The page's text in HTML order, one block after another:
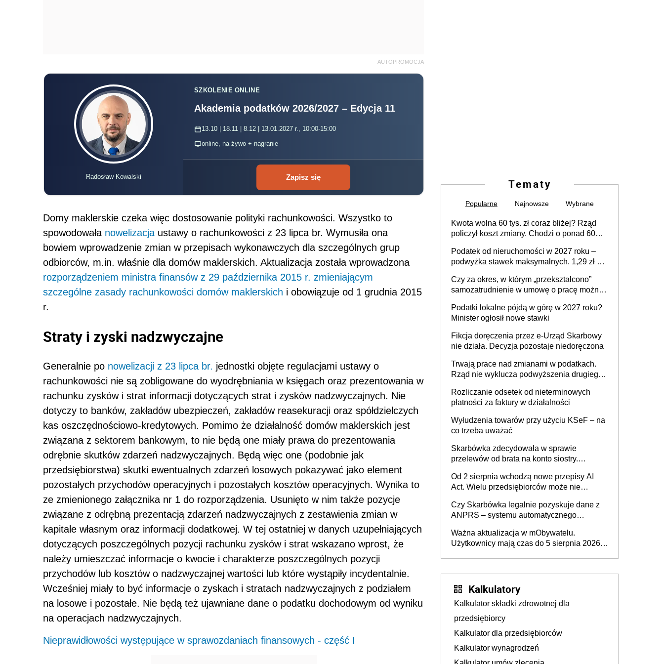
AUTOPROMOCJA
Radosław Kowalski
SZKOLENIE ONLINE
Akademia podatków 2026/2027 – Edycja 11
13.10 | 18.11 | 8.12 | 13.01.2027 r., 10:00-15:00
online, na żywo + nagranie
Zapisz się
Domy maklerskie czeka więc dostosowanie polityki rachunkowości. Wszystko to
spowodowała nowelizacja ustawy o rachunkowości z 23 lipca br. Wymusiła ona
bowiem wprowadzenie zmian w przepisach wykonawczych dla szczególnych grup
odbiorców, m.in. właśnie dla domów maklerskich. Aktualizacja została wprowadzona
rozporządzeniem ministra finansów z 29 października 2015 r. zmieniającym
szczególne zasady rachunkowości domów maklerskich i obowiązuje od 1 grudnia 2015
r.
Straty i zyski nadzwyczajne
Generalnie po nowelizacji z 23 lipca br. jednostki objęte regulacjami ustawy o
rachunkowości nie są zobligowane do wyodrębniania w księgach oraz prezentowania w
rachunku zysków i strat informacji dotyczących strat i zysków nadzwyczajnych. Nie
dotyczy to banków, zakładów ubezpieczeń, zakładów reasekuracji oraz spółdzielczych
kas oszczędnościowo-kredytowych. Pomimo że działalność domów maklerskich jest
związana z sektorem bankowym, to nie będą one miały prawa do prezentowania
odrębnie skutków zdarzeń nadzwyczajnych. Będą więc one (podobnie jak
przedsiębiorstwa) skutki ewentualnych zdarzeń losowych pokazywać jako element
pozostałych przychodów operacyjnych i pozostałych kosztów operacyjnych. Wynika to
ze zmienionego załącznika nr 1 do rozporządzenia. Usunięto w nim także pozycje
związane z odrębną prezentacją zdarzeń nadzwyczajnych z zestawienia zmian w
kapitale własnym oraz informacji dodatkowej. W tej ostatniej w danych uzupełniających
dotyczących poszczególnych pozycji rachunku zysków i strat wskazano wprost, że
należy umieszczać informacje o kwocie i charakterze poszczególnych pozycji
przychodów lub kosztów o nadzwyczajnej wartości lub które wystąpiły incydentalnie.
Wcześniej miały to być informacje o zyskach i stratach nadzwyczajnych z podziałem
na losowe i pozostałe. Nie będą też ujawniane dane o podatku dochodowym od wyniku
na operacjach nadzwyczajnych.
Nieprawidłowości występujące w sprawozdaniach finansowych - część I
Tematy
Popularne Najnowsze Wybrane
Kwota wolna 60 tys. zł coraz bliżej? Rząd
policzył koszt zmiany. Chodzi o ponad 60
Podatek od nieruchomości w 2027 roku –
podwyżka stawek maksymalnych. 1,29 zł za
budynków i lokali związanych z
prowadzeniem działalności gospodarczej
Czy za okres, w którym „przekształcono”
samozatrudnienie w umowę o pracę można
umowy cywilnoprawnej jedynym
racjonalnym wyjściem
Podatki lokalne pójdą w górę w 2027 roku?
Minister ogłosił nowe stawki
Fikcja doręczenia przez e-Urząd Skarbowy
nie działa. Decyzja pozostaje niedoręczona
Trwają prace nad zmianami w podatkach.
Rząd nie wyklucza podwyższenia drugiego
Rozliczanie odsetek od nieterminowych
płatności za faktury w działalności
Wyłudzenia towarów przy użyciu KSeF – na
co trzeba uważać
Skarbówka zdecydowała w sprawie
przelewów od brata na konto siostry.
darowizna, ale podatku jednak nie będzie
Od 2 sierpnia wchodzą nowe przepisy AI
Act. Wielu przedsiębiorców może nie
Czy Skarbówka legalnie pozyskuje dane z
ANPRS – systemu automatycznego
pojazdów z kamer drogowych?
Ważna aktualizacja w mObywatelu.
Użytkownicy mają czas do 5 sierpnia 2026
Kalkulatory
Kalkulator składki zdrowotnej dla
przedsiębiorcy
Kalkulator dla przedsiębiorców
Kalkulator wynagrodzeń